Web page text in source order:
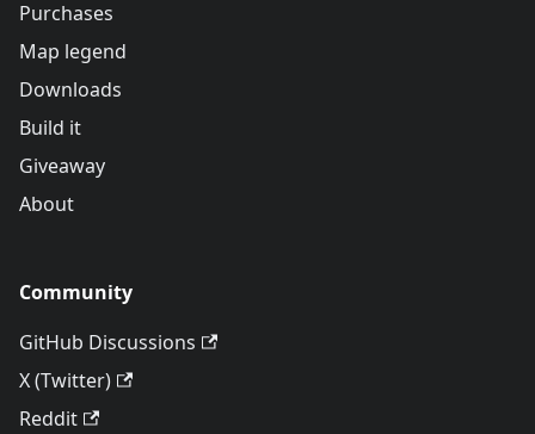
Purchases
Map legend
Downloads
Build it
Giveaway
About
Community
GitHub Discussions
X (Twitter)
Reddit